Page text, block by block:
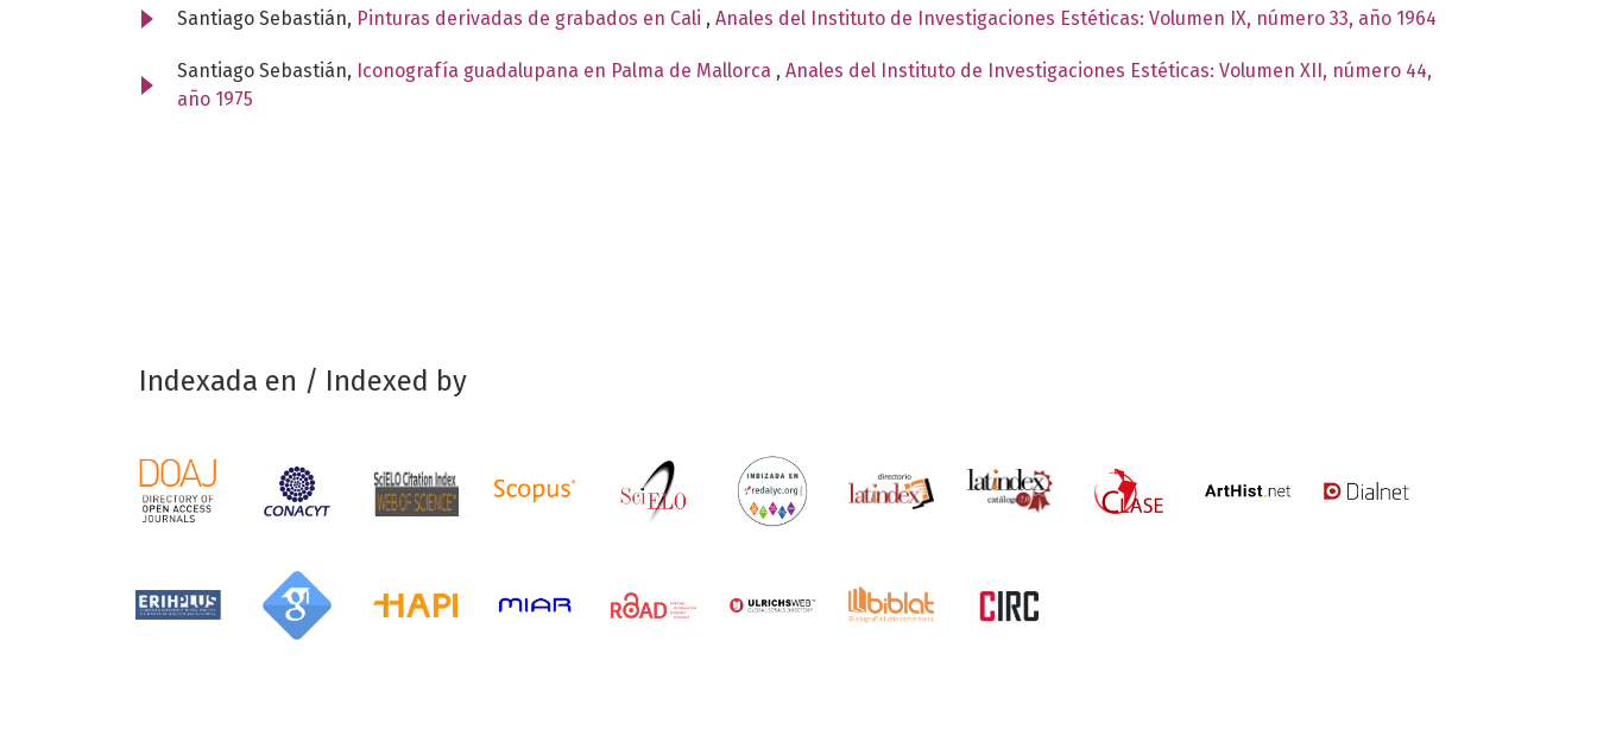
Santiago Sebastián, Pinturas derivadas de grabados en Cali , Anales del Instituto de Investigaciones Estéticas: Volumen IX, número 33, año 1964
Santiago Sebastián, Iconografía guadalupana en Palma de Mallorca , Anales del Instituto de Investigaciones Estéticas: Volumen XII, número 44,
año 1975
Indexada en / Indexed by